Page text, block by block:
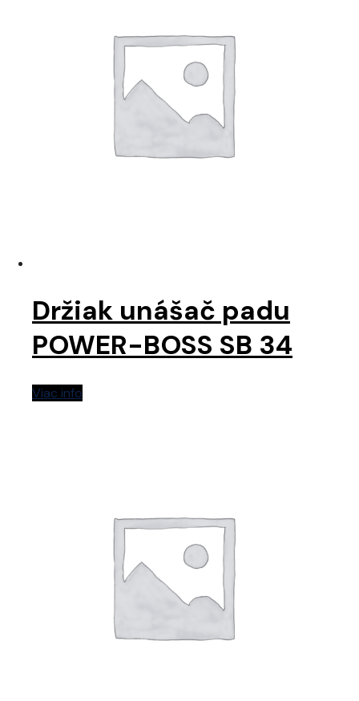
Držiak unášač padu
POWER-BOSS SB 34
Viac info